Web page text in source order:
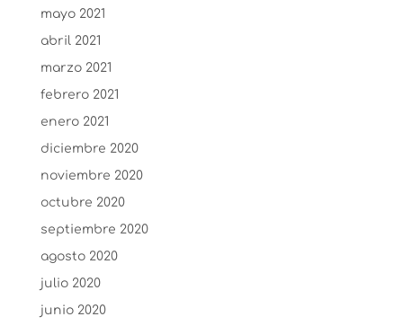
mayo 2021
abril 2021
marzo 2021
febrero 2021
enero 2021
diciembre 2020
noviembre 2020
octubre 2020
septiembre 2020
agosto 2020
julio 2020
junio 2020